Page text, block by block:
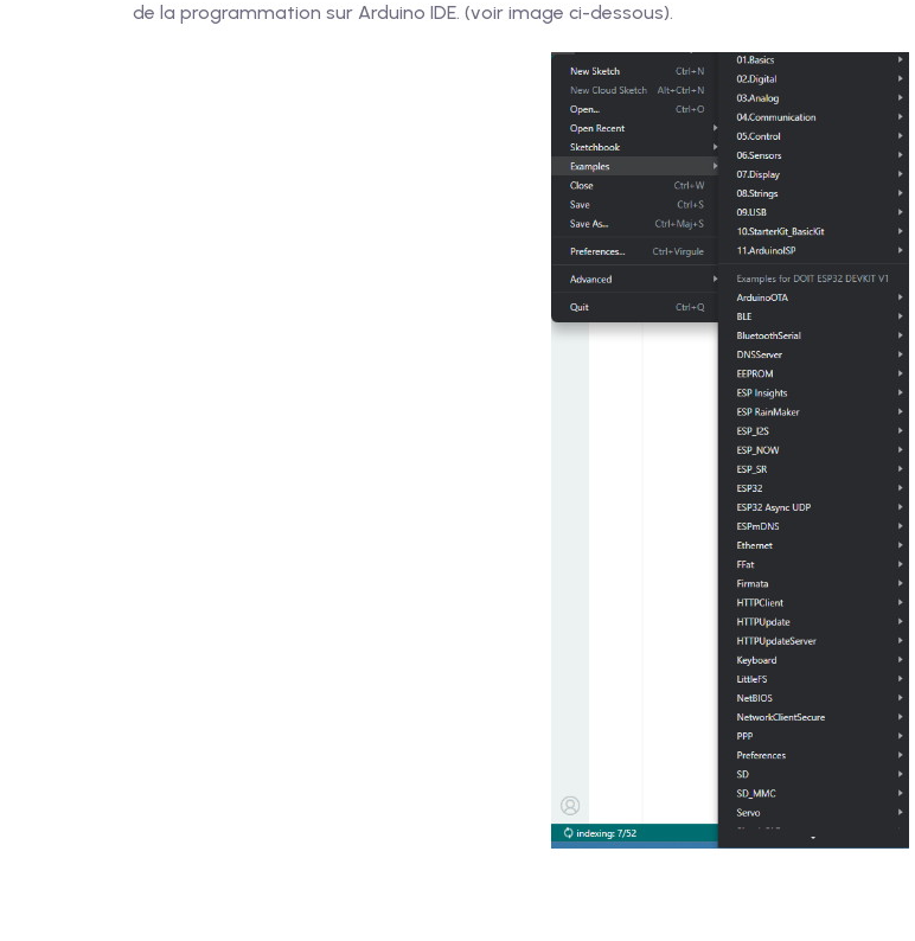
de la programmation sur Arduino IDE. (voir image ci-dessous).